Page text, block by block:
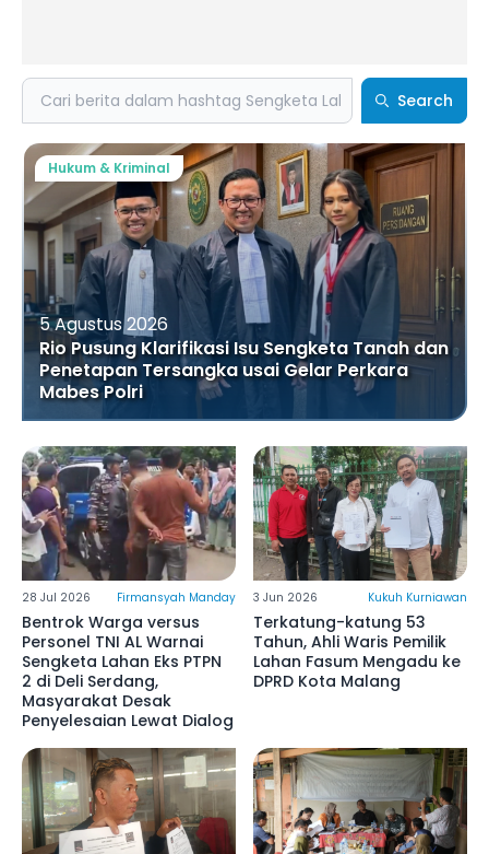
Search Search
5 Agustus 2026
Rio Pusung Klarifikasi Isu Sengketa Tanah dan
Penetapan Tersangka usai Gelar Perkara
Mabes Polri
Hukum & Kriminal
28 Jul 2026 Firmansyah Manday
Bentrok Warga versus
Personel TNI AL Warnai
Sengketa Lahan Eks PTPN
2 di Deli Serdang,
Masyarakat Desak
Penyelesaian Lewat Dialog
3 Jun 2026 Kukuh Kurniawan
Terkatung-katung 53
Tahun, Ahli Waris Pemilik
Lahan Fasum Mengadu ke
DPRD Kota Malang